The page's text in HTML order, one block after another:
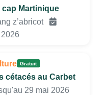
Martinique
z’abricot
Gratuit
cétacés au Carbet
29 mai 2026